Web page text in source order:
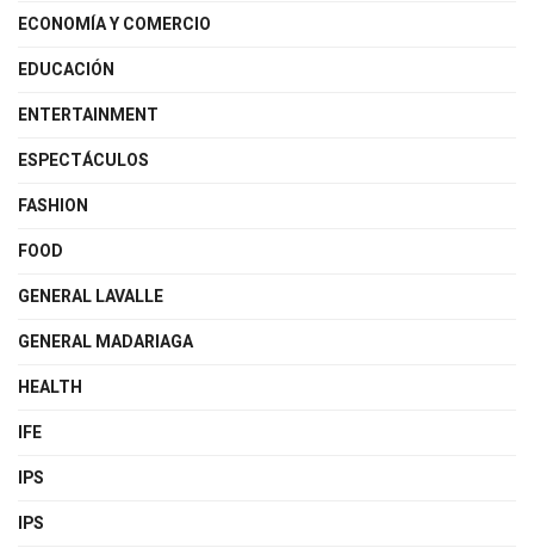
ECONOMÍA Y COMERCIO
EDUCACIÓN
ENTERTAINMENT
ESPECTÁCULOS
FASHION
FOOD
GENERAL LAVALLE
GENERAL MADARIAGA
HEALTH
IFE
IPS
IPS